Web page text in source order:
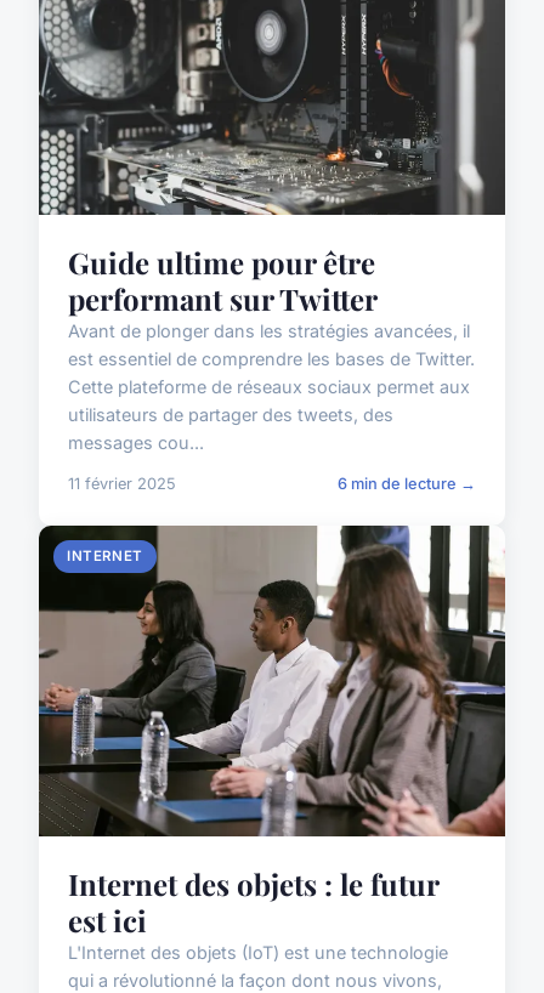
Guide ultime pour être
performant sur Twitter
Avant de plonger dans les stratégies avancées, il
est essentiel de comprendre les bases de Twitter.
Cette plateforme de réseaux sociaux permet aux
utilisateurs de partager des tweets, des
messages cou...
11 février 2025 6 min de lecture →
INTERNET
Internet des objets : le futur
est ici
L'Internet des objets (IoT) est une technologie
qui a révolutionné la façon dont nous vivons,